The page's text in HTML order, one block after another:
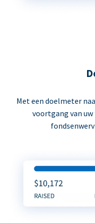
Met een doelmeter
voortgang van